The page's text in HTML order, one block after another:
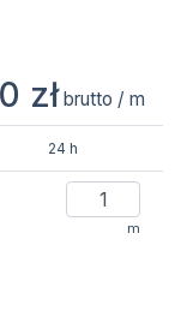
zł brutto / m
24 h
m